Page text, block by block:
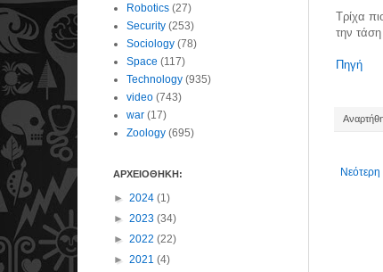
Τρίχα
την τάση
Πηγή
Robotics (27)
Security (253)
Sociology (78)
Space (117)
Technology (935)
video (743)
war (17)
Zoology (695)
ΑΡΧΕΙΟΘΗΚΗ:
► 2024 (1)
► 2023 (34)
► 2022 (22)
► 2021 (4)